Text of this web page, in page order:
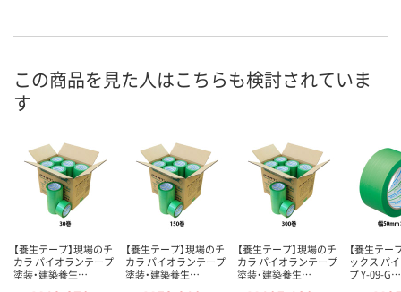
この商品を見た人はこちらも検討されていま
す
【養生テープ】現場のチ
カラ パイオランテープ
塗装・建築養生…
【養生テープ】現場のチ
カラ パイオランテープ
塗装・建築養生…
【養生テープ】現場のチ
カラ パイオランテープ
塗装・建築養生…
【養生テー
ックス パ
プ Y-09-G…